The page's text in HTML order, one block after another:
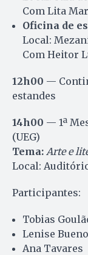
Com Lita
Oficina de
Local:
Com Heitor
12h00 —
estandes
14h00 — 1ª
(UEG)
Tema: Arte e
Local:
Participantes:
Tobias
Lenise Bueno
Ana Tavares